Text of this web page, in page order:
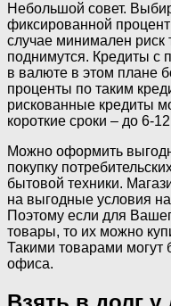
Небольшой совет.
фиксированной
случае минимален риск
поднимутся. Кредиты с
в валюте в этом плане
проценты по таким
рискованные кредиты
короткие сроки – до 6-
Можно оформить
покупку
бытовой техники.
на выгодные условия
Поэтому если для
товары, то их можно
Такими товарами могут
офиса.